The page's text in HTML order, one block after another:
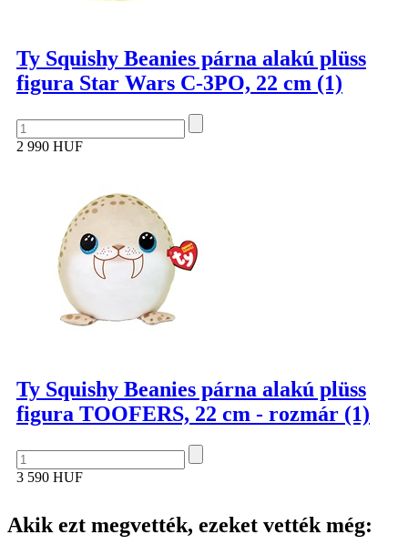
Ty Squishy Beanies párna alakú plüss
figura Star Wars C-3PO, 22 cm (1)
2 990 HUF
Ty Squishy Beanies párna alakú plüss
figura TOOFERS, 22 cm - rozmár (1)
3 590 HUF
Akik ezt megvették, ezeket vették még: